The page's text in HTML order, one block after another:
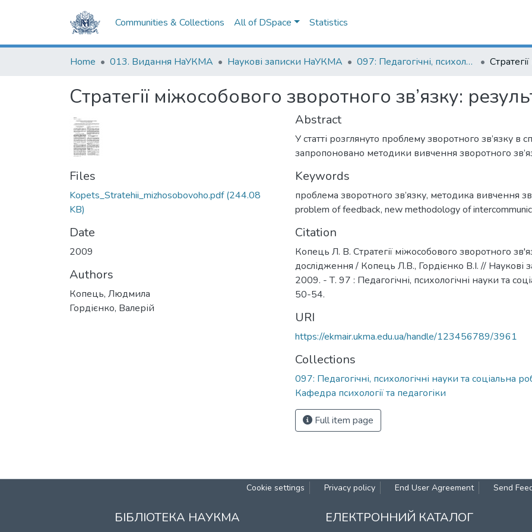
Communities & Collections All of DSpace Statistics
Home 013. Видання НаУКМА Наукові записки НаУКМА 097: Педагогічні, психологічні науки та соціальна робота
Стратегії міжособового зворотного зв’язку:
Files
Kopets_Stratehii_mizhosobovoho.pdf(244.08
KB)
Date
2009
Authors
Копець, Людмила
Гордієнко, Валерій
Abstract
У статті розглянуто проблему зворотного зв’язку в
запропоновано методики вивчення зворотного
Keywords
проблема зворотного зв’язку, методика вивчення
problem of feedback, new methodology of
Citation
Копець Л. В. Стратегії міжособового зворотного
дослідження / Копець Л.В., Гордієнко В.І. //
2009. - Т. 97 : Педагогічні, психологічні науки та
50-54.
URI
https://ekmair.ukma.edu.ua/handle/123456789/3961
Collections
097: Педагогічні, психологічні науки та соціальна
Кафедра психології та педагогіки
Full item page
Cookie settings Privacy policy End User Agreement Send
БІБЛІОТЕКА НАУКМА ЕЛЕКТРОННИЙ КАТАЛОГ